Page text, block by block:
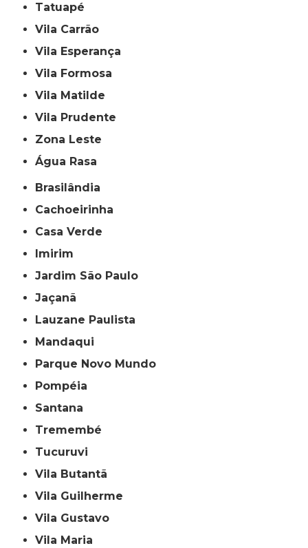
Tatuapé
Vila Carrão
Vila Esperança
Vila Formosa
Vila Matilde
Vila Prudente
Zona Leste
Água Rasa
Brasilândia
Cachoeirinha
Casa Verde
Imirim
Jardim São Paulo
Jaçanã
Lauzane Paulista
Mandaqui
Parque Novo Mundo
Pompéia
Santana
Tremembé
Tucuruvi
Vila Butantã
Vila Guilherme
Vila Gustavo
Vila Maria